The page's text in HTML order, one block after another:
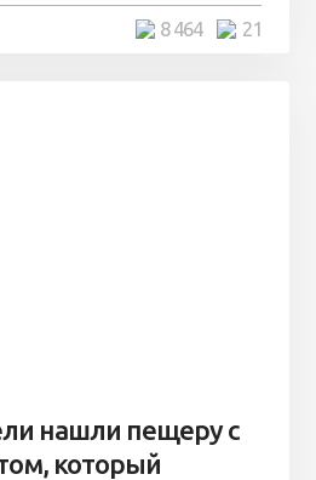
21
8 464
нашли пещеру с
который